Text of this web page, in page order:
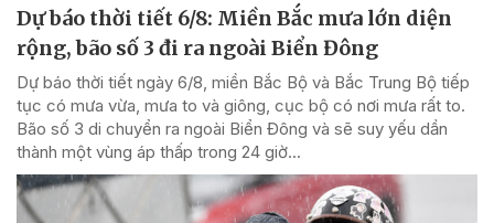
Dự báo thời tiết 6/8: Miền Bắc mưa lớn diện
rộng, bão số 3 đi ra ngoài Biển Đông
Dự báo thời tiết ngày 6/8, miền Bắc Bộ và Bắc Trung Bộ tiếp
tục có mưa vừa, mưa to và giông, cục bộ có nơi mưa rất to.
Bão số 3 di chuyển ra ngoài Biển Đông và sẽ suy yếu dần
thành một vùng áp thấp trong 24 giờ...